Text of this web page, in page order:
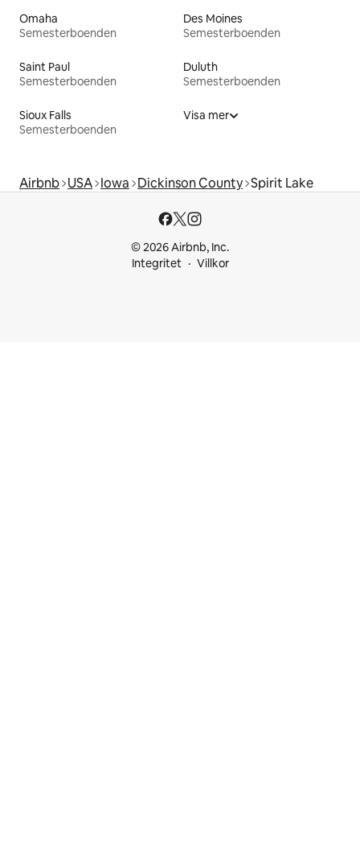
Omaha
Semesterboenden
Des Moines
Semesterboenden
Saint Paul
Semesterboenden
Duluth
Semesterboenden
Sioux Falls
Semesterboenden
Visa mer
Airbnb USA Iowa Dickinson County Spirit Lake
© 2026 Airbnb, Inc.
Integritet
Villkor